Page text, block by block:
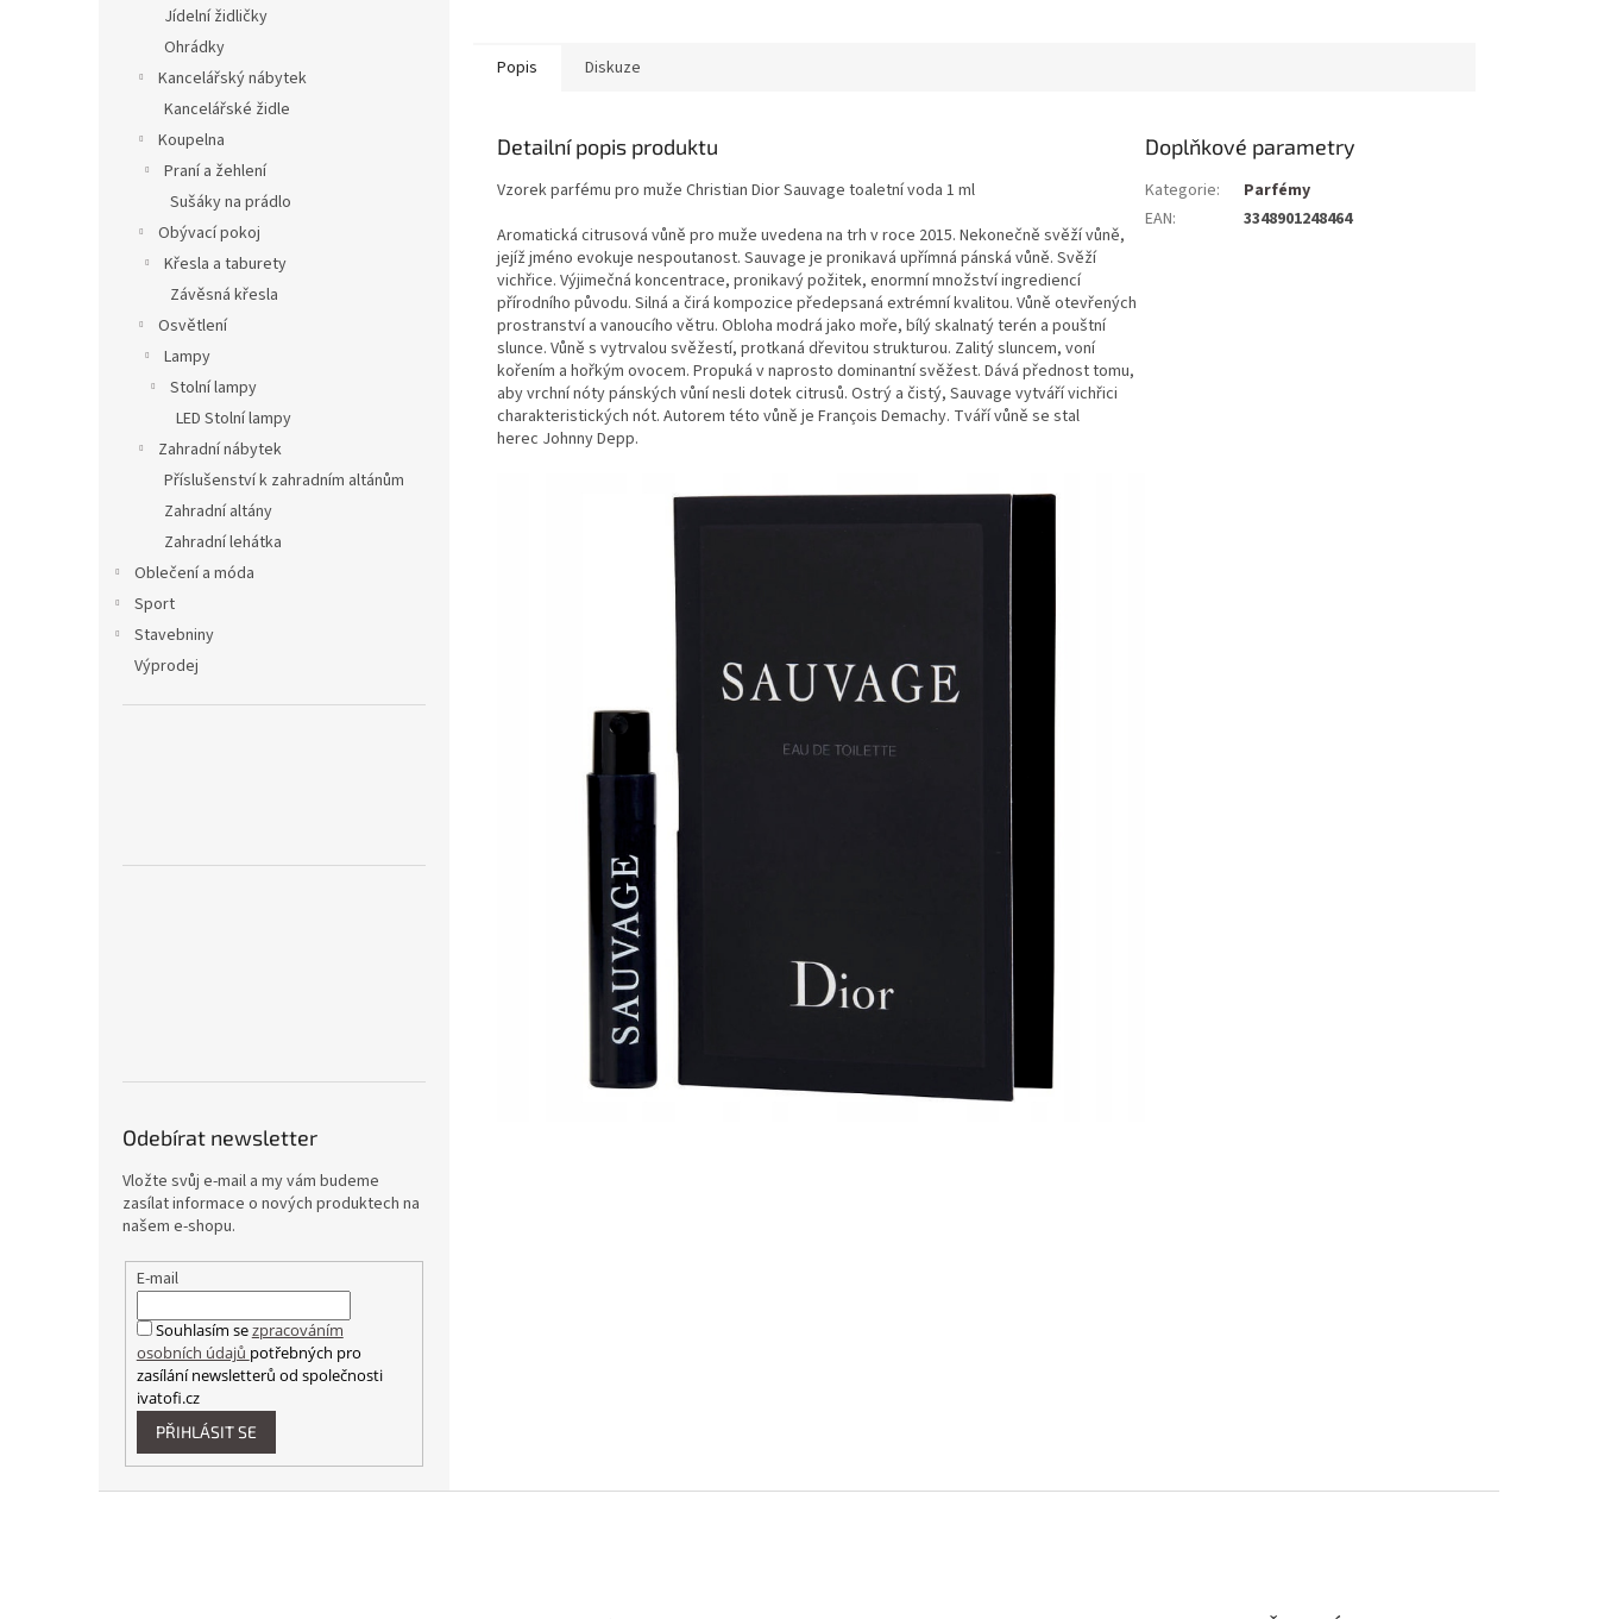
Jídelní židličky
Ohrádky
Kancelářský nábytek
Kancelářské židle
Koupelna
Praní a žehlení
Sušáky na prádlo
Obývací pokoj
Křesla a taburety
Závěsná křesla
Osvětlení
Lampy
Stolní lampy
LED Stolní lampy
Zahradní nábytek
Příslušenství k zahradním altánům
Zahradní altány
Zahradní lehátka
Oblečení a móda
Sport
Stavebniny
Výprodej
Odebírat newsletter
Vložte svůj e-mail a my vám budeme
zasílat informace o nových produktech na
našem e-shopu.
E-mail
Souhlasím sezpracováním
osobních údajů potřebných pro
zasílání newsletterů od společnosti
ivatofi.cz
PŘIHLÁSIT SE
Popis Diskuze
Detailní popis produktu
Vzorek parfému pro muže Christian Dior Sauvage toaletní voda 1 ml
Aromatická citrusová vůně pro muže uvedena na trh v roce 2015. Nekonečně svěží vůně,
jejíž jméno evokuje nespoutanost. Sauvage je pronikavá upřímná pánská vůně. Svěží
vichřice. Výjimečná koncentrace, pronikavý požitek, enormní množství ingrediencí
přírodního původu. Silná a čirá kompozice předepsaná extrémní kvalitou. Vůně otevřených
prostranství a vanoucího větru. Obloha modrá jako moře, bílý skalnatý terén a pouštní
slunce. Vůně s vytrvalou svěžestí, protkaná dřevitou strukturou. Zalitý sluncem, voní
kořením a hořkým ovocem. Propuká v naprosto dominantní svěžest. Dává přednost tomu,
aby vrchní nóty pánských vůní nesli dotek citrusů. Ostrý a čistý, Sauvage vytváří vichřici
charakteristických nót. Autorem této vůně je François Demachy. Tváří vůně se stal
herec Johnny Depp.
Doplňkové parametry
Kategorie:
Parfémy
EAN: 3348901248464